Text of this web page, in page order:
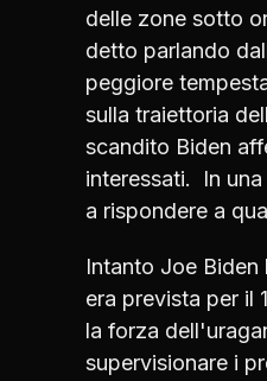
delle zone sotto
detto parlando
peggiore
sulla traiettoria
scandito Biden
interessati. In
a rispondere a
Intanto Joe Biden
era prevista per il
la forza
supervisionare i